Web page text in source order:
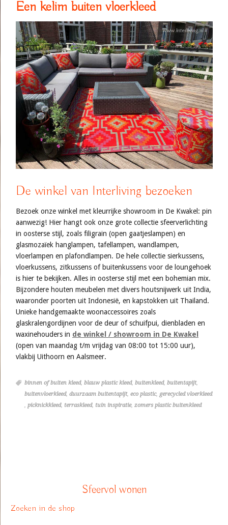
Een kelim buiten vloerkleed
De winkel van Interliving bezoeken
Bezoek onze winkel met kleurrijke showroom in De Kwakel: pin
aanwezig! Hier hangt ook onze grote collectie sfeerverlichting
in oosterse stijl, zoals filigrain (open gaatjeslampen) en
glasmozaïek hanglampen, tafellampen, wandlampen,
vloerlampen en plafondlampen. De hele collectie sierkussens,
vloerkussens, zitkussens of buitenkussens voor de loungehoek
is hier te bekijken. Alles in oosterse stijl met een bohemian mix.
Bijzondere houten meubelen met divers houtsnijwerk uit India,
waaronder poorten uit Indonesië, en kapstokken uit Thailand.
Unieke handgemaakte woonaccessoires zoals
glaskralengordijnen voor de deur of schuifpui, dienbladen en
waxinehouders in de winkel / showroom in De Kwakel
(open van maandag t/m vrijdag van 08:00 tot 15:00 uur),
vlakbij Uithoorn en Aalsmeer.
binnen of buiten kleed, blauw plastic kleed, buitenkleed, buitentapijt,
buitenvloerkleed, duurzaam buitentapijt, eco plastic, gerecycled vloerkleed
, picknickkleed, terraskleed, tuin inspiratie, zomers plastic buitenkleed
Sfeervol wonen
Zoeken in de shop